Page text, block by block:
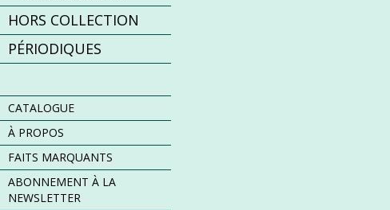
HORS COLLECTION
PÉRIODIQUES
CATALOGUE
À PROPOS
FAITS MARQUANTS
ABONNEMENT À LA
NEWSLETTER